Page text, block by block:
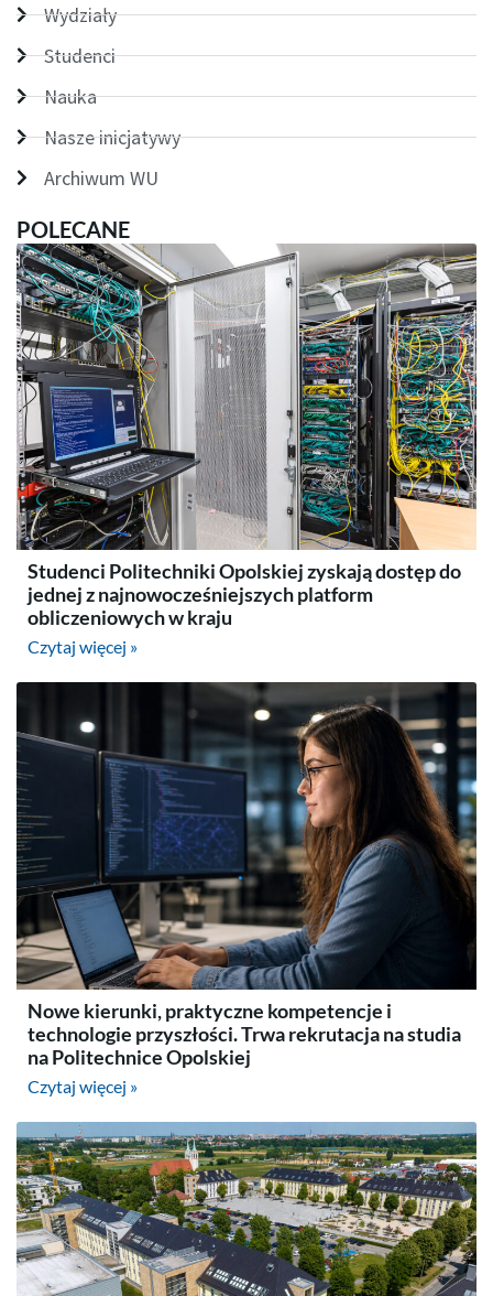
Wydziały
Studenci
Nauka
Nasze inicjatywy
Archiwum WU
POLECANE
Studenci Politechniki Opolskiej zyskają dostęp do
jednej z najnowocześniejszych platform
obliczeniowych w kraju
Czytaj więcej »
Nowe kierunki, praktyczne kompetencje i
technologie przyszłości. Trwa rekrutacja na studia
na Politechnice Opolskiej
Czytaj więcej »